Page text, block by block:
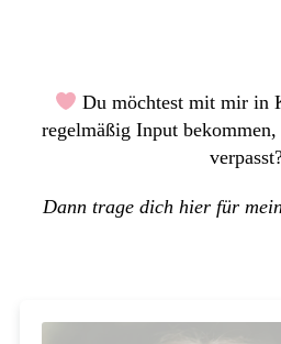
Du möchtest mit mir in
regelmäßig Input
Dann trage dich hier für